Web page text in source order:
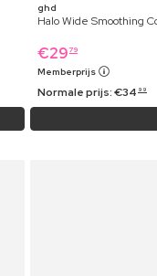
ghd
Halo Wide Smoothing
€29 79
Memberprijs
Normale prijs:€34 99